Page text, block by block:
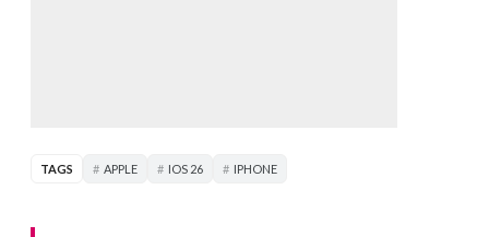
TAGS APPLE IOS 26 IPHONE